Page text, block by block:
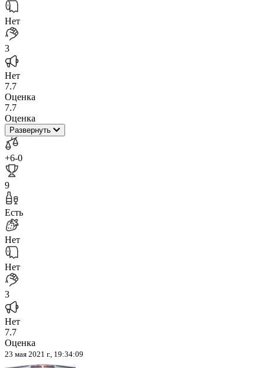
Нет
3
Нет
7.7
Оценка
7.7
Оценка
Развернуть
+6-0
9
Есть
Нет
Нет
3
Нет
7.7
Оценка
23 мая 2021 г., 19:34:09